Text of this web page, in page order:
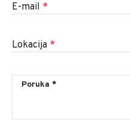
E-mail *
Lokacija *